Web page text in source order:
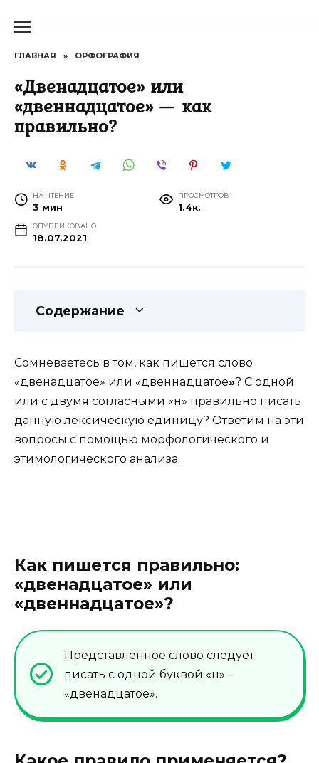
ГЛАВНАЯ » ОРФОГРАФИЯ
«Двенадцатое» или
«двеннадцатое» — как
правильно?
НА ЧТЕНИЕ
3 мин
ПРОСМОТРОВ
1.4к.
ОПУБЛИКОВАНО
18.07.2021
Содержание
Сомневаетесь в том, как пишется слово
«двенадцатое» или «двеннадцатое»? С одной
или с двумя согласными «н» правильно писать
данную лексическую единицу? Ответим на эти
вопросы с помощью морфологического и
этимологического анализа.
Как пишется правильно:
«двенадцатое» или
«двеннадцатое»?
Представленное слово следует
писать с одной буквой «н» –
«двенадцатое».